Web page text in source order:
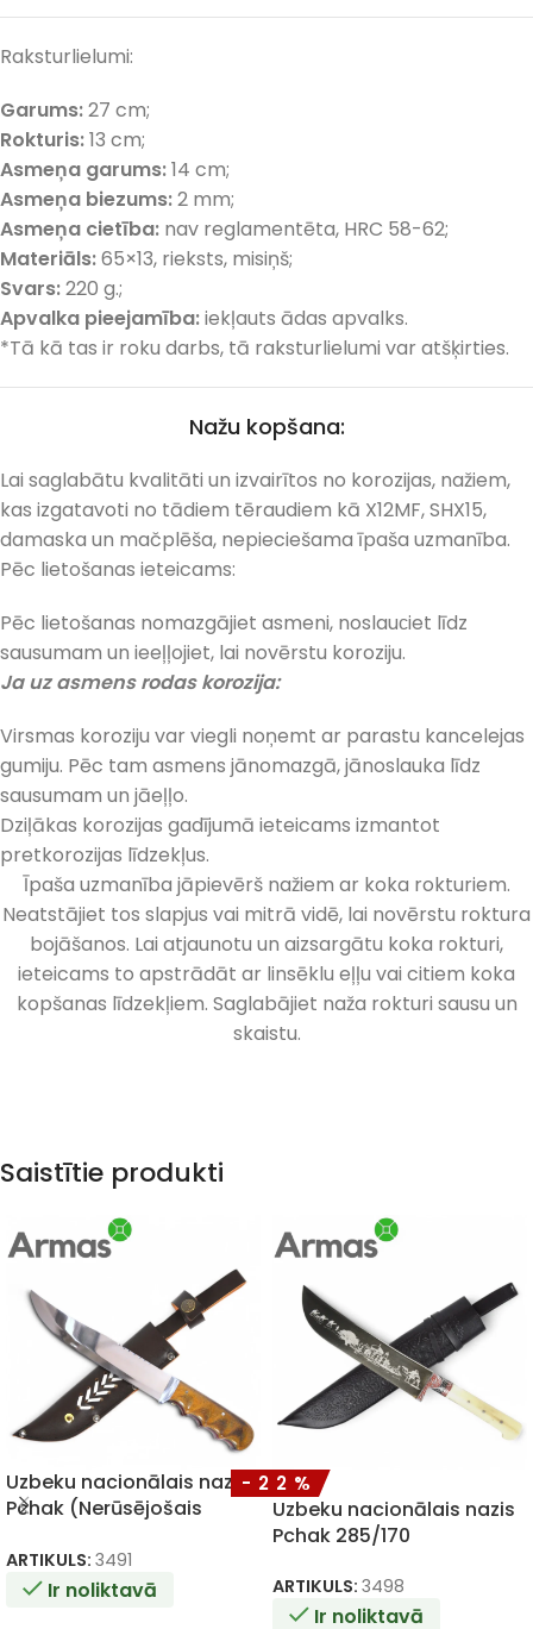
Raksturlielumi:
Garums:27 cm;
Rokturis:13 cm;
Asmeņa garums:14 cm;
Asmeņa biezums:2 mm;
Asmeņa cietība: nav reglamentēta, HRC 58-62;
Materiāls:65×13, rieksts, misiņš;
Svars:220 g.;
Apvalka pieejamība:iekļauts ādas apvalks.
*Tā kā tas ir roku darbs, tā raksturlielumi var atšķirties.
Nažu kopšana:
Lai saglabātu kvalitāti un izvairītos no korozijas, nažiem,
kas izgatavoti no tādiem tēraudiem kā X12MF, SHX15,
damaska un mačplēša, nepieciešama īpaša uzmanība.
Pēc lietošanas ieteicams:
Pēc lietošanas nomazgājiet asmeni, noslauсiet līdz
sausumam un ieeļļojiet, lai novērstu koroziju.
Ja uz asmens rodas korozija:
Virsmas koroziju var viegli noņemt ar parastu kancelejas
gumiju. Pēc tam asmens jānomazgā, jānoslauka līdz
sausumam un jāeļļo.
Dziļākas korozijas gadījumā ieteicams izmantot
pretkorozijas līdzekļus.
Īpaša uzmanība jāpievērš nažiem ar koka rokturiem.
Neatstājiet tos slapjus vai mitrā vidē, lai novērstu roktura
bojāšanos. Lai atjaunotu un aizsargātu koka rokturi,
ieteicams to apstrādāt ar linsēklu eļļu vai citiem koka
kopšanas līdzekļiem. Saglabājiet naža rokturi sausu un
skaistu.
Saistītie produkti
Uzbeku nacionālais nazis
Pchak (Nerūsējošais
ARTIKULS: 3491
Ir noliktavā
-22%
Uzbeku nacionālais nazis
Pchak 285/170
ARTIKULS: 3498
Ir noliktavā